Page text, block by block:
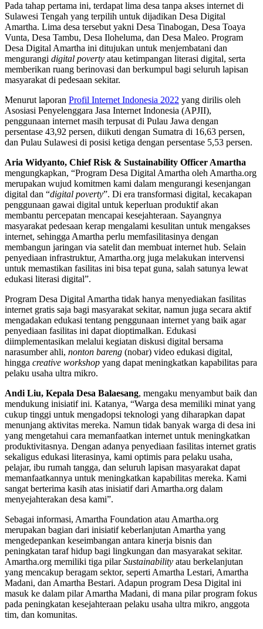
Pada tahap pertama ini, terdapat lima desa tanpa akses internet di
Sulawesi Tengah yang terpilih untuk dijadikan Desa Digital
Amartha. Lima desa tersebut yakni Desa Tinabogan, Desa Toaya
Vunta, Desa Tambu, Desa Iloheluma, dan Desa Maleo. Program
Desa Digital Amartha ini ditujukan untuk menjembatani dan
mengurangi digital poverty atau ketimpangan literasi digital, serta
memberikan ruang berinovasi dan berkumpul bagi seluruh lapisan
masyarakat di pedesaan sekitar.
Menurut laporan Profil Internet Indonesia 2022 yang dirilis oleh
Asosiasi Penyelenggara Jasa Internet Indonesia (APJII),
penggunaan internet masih terpusat di Pulau Jawa dengan
persentase 43,92 persen, diikuti dengan Sumatra di 16,63 persen,
dan Pulau Sulawesi di posisi ketiga dengan persentase 5,53 persen.
Aria Widyanto, Chief Risk & Sustainability Officer Amartha
mengungkapkan, “Program Desa Digital Amartha oleh Amartha.org
merupakan wujud komitmen kami dalam mengurangi kesenjangan
digital dan “digital poverty”. Di era transformasi digital, kecakapan
penggunaan gawai digital untuk keperluan produktif akan
membantu percepatan mencapai kesejahteraan. Sayangnya
masyarakat pedesaan kerap mengalami kesulitan untuk mengakses
internet, sehingga Amartha perlu memfasilitasinya dengan
membangun jaringan via satelit dan membuat internet hub. Selain
penyediaan infrastruktur, Amartha.org juga melakukan intervensi
untuk memastikan fasilitas ini bisa tepat guna, salah satunya lewat
edukasi literasi digital”.
Program Desa Digital Amartha tidak hanya menyediakan fasilitas
internet gratis saja bagi masyarakat sekitar, namun juga secara aktif
mengadakan edukasi tentang penggunaan internet yang baik agar
penyediaan fasilitas ini dapat dioptimalkan. Edukasi
diimplementasikan melalui kegiatan diskusi digital bersama
narasumber ahli, nonton bareng (nobar) video edukasi digital,
hingga creative workshop yang dapat meningkatkan kapabilitas para
pelaku usaha ultra mikro.
Andi Liu, Kepala Desa Balaesang, mengaku menyambut baik dan
mendukung inisiatif ini. Katanya, “Warga desa memiliki minat yang
cukup tinggi untuk mengadopsi teknologi yang diharapkan dapat
menunjang aktivitas mereka. Namun tidak banyak warga di desa ini
yang mengetahui cara memanfaatkan internet untuk meningkatkan
produktivitasnya. Dengan adanya penyediaan fasilitas internet gratis
sekaligus edukasi literasinya, kami optimis para pelaku usaha,
pelajar, ibu rumah tangga, dan seluruh lapisan masyarakat dapat
memanfaatkannya untuk meningkatkan kapabilitas mereka. Kami
sangat berterima kasih atas inisiatif dari Amartha.org dalam
menyejahterakan desa kami”.
Sebagai informasi, Amartha Foundation atau Amartha.org
merupakan bagian dari inisiatif keberlanjutan Amartha yang
mengedepankan keseimbangan antara kinerja bisnis dan
peningkatan taraf hidup bagi lingkungan dan masyarakat sekitar.
Amartha.org memiliki tiga pilarSustainability atau berkelanjutan
yang mencakup beragam sektor, seperti Amartha Lestari, Amartha
Madani, dan Amartha Bestari. Adapun program Desa Digital ini
masuk ke dalam pilar Amartha Madani, di mana pilar program fokus
pada peningkatan kesejahteraan pelaku usaha ultra mikro, anggota
tim, dan komunitas.